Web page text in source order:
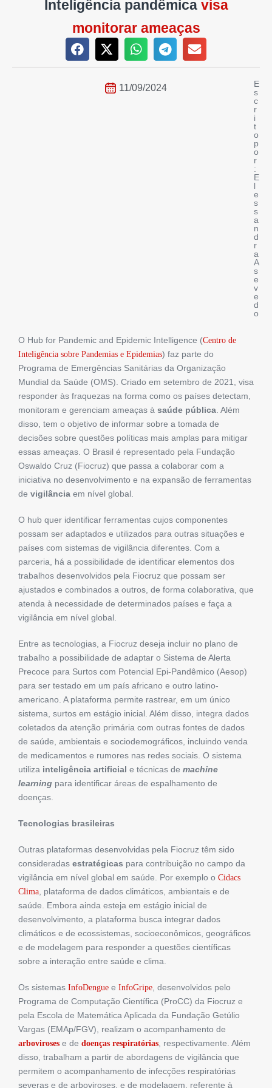
Inteligência pandêmica visa
monitorar ameaças
11/09/2024
E
s
c
r
i
t
o
p
o
r
:
E
l
e
s
s
a
n
d
r
a
A
s
e
v
e
d
o
O Hub for Pandemic and Epidemic Intelligence (Centro de
Inteligência sobre Pandemias e Epidemias) faz parte do
Programa de Emergências Sanitárias da Organização
Mundial da Saúde (OMS). Criado em setembro de 2021, visa
responder às fraquezas na forma como os países detectam,
monitoram e gerenciam ameaças à saúde pública. Além
disso, tem o objetivo de informar sobre a tomada de
decisões sobre questões políticas mais amplas para mitigar
essas ameaças. O Brasil é representado pela Fundação
Oswaldo Cruz (Fiocruz) que passa a colaborar com a
iniciativa no desenvolvimento e na expansão de ferramentas
de vigilância em nível global.
O hub quer identificar ferramentas cujos componentes
possam ser adaptados e utilizados para outras situações e
países com sistemas de vigilância diferentes. Com a
parceria, há a possibilidade de identificar elementos dos
trabalhos desenvolvidos pela Fiocruz que possam ser
ajustados e combinados a outros, de forma colaborativa, que
atenda à necessidade de determinados países e faça a
vigilância em nível global.
Entre as tecnologias, a Fiocruz deseja incluir no plano de
trabalho a possibilidade de adaptar o Sistema de Alerta
Precoce para Surtos com Potencial Epi-Pandêmico (Aesop)
para ser testado em um país africano e outro latino-
americano. A plataforma permite rastrear, em um único
sistema, surtos em estágio inicial. Além disso, integra dados
coletados da atenção primária com outras fontes de dados
de saúde, ambientais e sociodemográficos, incluindo venda
de medicamentos e rumores nas redes sociais. O sistema
utiliza inteligência artificial e técnicas de machine
learning para identificar áreas de espalhamento de
doenças.
Tecnologias brasileiras
Outras plataformas desenvolvidas pela Fiocruz têm sido
consideradas estratégicas para contribuição no campo da
vigilância em nível global em saúde. Por exemplo o Cidacs
Clima, plataforma de dados climáticos, ambientais e de
saúde. Embora ainda esteja em estágio inicial de
desenvolvimento, a plataforma busca integrar dados
climáticos e de ecossistemas, socioeconômicos, geográficos
e de modelagem para responder a questões científicas
sobre a interação entre saúde e clima.
Os sistemas InfoDengue e InfoGripe, desenvolvidos pelo
Programa de Computação Científica (ProCC) da Fiocruz e
pela Escola de Matemática Aplicada da Fundação Getúlio
Vargas (EMAp/FGV), realizam o acompanhamento de
arboviroses e de doenças respiratórias, respectivamente. Além
disso, trabalham a partir de abordagens de vigilância que
permitem o acompanhamento de infecções respiratórias
severas e de arboviroses, e de modelagem, referente à